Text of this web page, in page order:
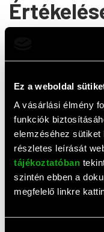
Ez a weboldal
A vásárlási élmény
funkciók
elemzéséhez sütiket
részletes leírását
tájékoztatóban
szintén ebben a
megfelelő linkre
az első!
Top